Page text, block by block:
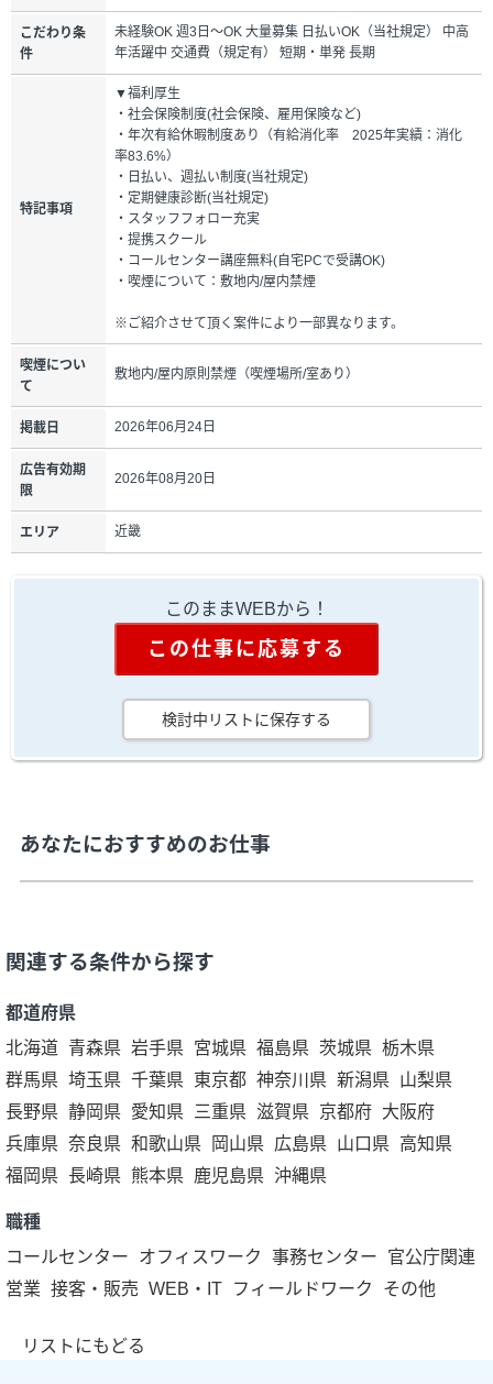
こだわり条
件
未経験OK 週3日～OK 大量募集 日払いOK（当社規定） 中高
年活躍中 交通費（規定有） 短期・単発 長期
特記事項
▼福利厚生
・社会保険制度(社会保険、雇用保険など)
・年次有給休暇制度あり（有給消化率 2025年実績：消化
率83.6%）
・日払い、週払い制度(当社規定)
・定期健康診断(当社規定)
・スタッフフォロー充実
・提携スクール
・コールセンター講座無料(自宅PCで受講OK)
・喫煙について：敷地内/屋内禁煙
※ご紹介させて頂く案件により一部異なります。
喫煙につい
て
敷地内/屋内原則禁煙（喫煙場所/室あり）
掲載日 2026年06月24日
広告有効期
限
2026年08月20日
エリア 近畿
このままWEBから！
この仕事に応募する
検討中リストに保存する
あなたにおすすめのお仕事
関連する条件から探す
都道府県
北海道 青森県 岩手県 宮城県 福島県 茨城県 栃木県
群馬県 埼玉県 千葉県 東京都 神奈川県 新潟県 山梨県
長野県 静岡県 愛知県 三重県 滋賀県 京都府 大阪府
兵庫県 奈良県 和歌山県 岡山県 広島県 山口県 高知県
福岡県 長崎県 熊本県 鹿児島県 沖縄県
職種
コールセンター
オフィスワーク 事務センター
官公庁関連
営業 接客・販売 WEB・IT フィールドワーク その他
リストにもどる